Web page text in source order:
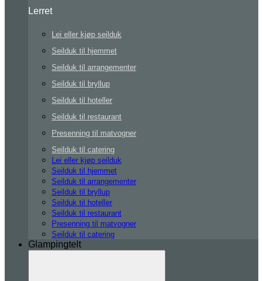
Lerret
Lei eller kjøp seilduk
Seilduk til hjemmet
Seilduk til arrangementer
Seilduk til bryllup
Seilduk til hoteller
Seilduk til restaurant
Presenning til matvogner
Seilduk til catering
Lei eller kjøp seilduk
Seilduk til hjemmet
Seilduk til arrangementer
Seilduk til bryllup
Seilduk til hoteller
Seilduk til restaurant
Presenning til matvogner
Seilduk til catering
Glampingtelt